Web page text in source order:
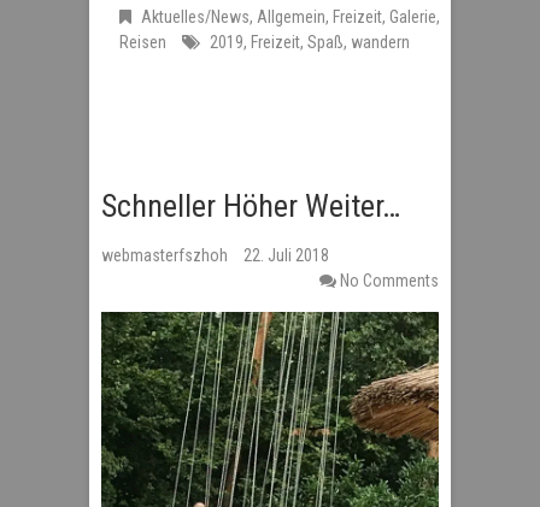
Aktuelles/News, Allgemein, Freizeit, Galerie,
Reisen
2019, Freizeit, Spaß, wandern
Schneller Höher Weiter…
webmasterfszhoh
22. Juli 2018
No Comments